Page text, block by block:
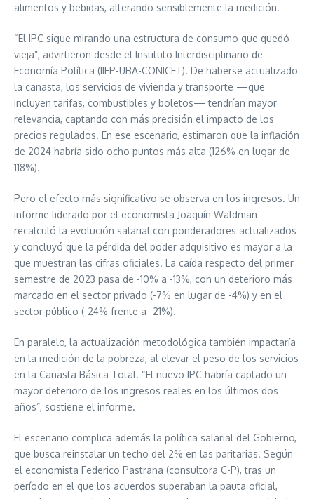
alimentos y bebidas, alterando sensiblemente la medición.
“El IPC sigue mirando una estructura de consumo que quedó
vieja”, advirtieron desde el Instituto Interdisciplinario de
Economía Política (IIEP-UBA-CONICET). De haberse actualizado
la canasta, los servicios de vivienda y transporte —que
incluyen tarifas, combustibles y boletos— tendrían mayor
relevancia, captando con más precisión el impacto de los
precios regulados. En ese escenario, estimaron que la inflación
de 2024 habría sido ocho puntos más alta (126% en lugar de
118%).
Pero el efecto más significativo se observa en los ingresos. Un
informe liderado por el economista Joaquín Waldman
recalculó la evolución salarial con ponderadores actualizados
y concluyó que la pérdida del poder adquisitivo es mayor a la
que muestran las cifras oficiales. La caída respecto del primer
semestre de 2023 pasa de -10% a -13%, con un deterioro más
marcado en el sector privado (-7% en lugar de -4%) y en el
sector público (-24% frente a -21%).
En paralelo, la actualización metodológica también impactaría
en la medición de la pobreza, al elevar el peso de los servicios
en la Canasta Básica Total. “El nuevo IPC habría captado un
mayor deterioro de los ingresos reales en los últimos dos
años”, sostiene el informe.
El escenario complica además la política salarial del Gobierno,
que busca reinstalar un techo del 2% en las paritarias. Según
el economista Federico Pastrana (consultora C-P), tras un
período en el que los acuerdos superaban la pauta oficial,